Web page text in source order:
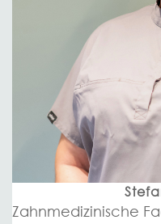
Zahnmedizinische